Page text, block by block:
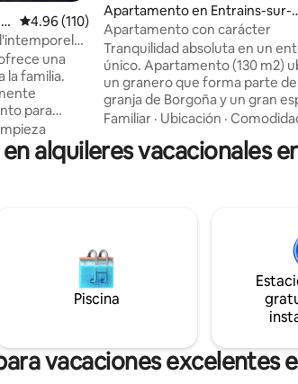
Calificación promedio: 4.96 de 5, 110 reseñas
4.96 (110)
una
la familia.
para
spa, jardín
A 100
de
ciudad
las
Apartamento en Entrains-sur-
ohain
Apartamento con carácter
Tranquilidad absoluta en un
único. Apartamento (130 m2) ubicado en
un granero que forma parte
granja de Borgoña y un gran
(6,5 hectáreas) con madera
fiestas... ¡para relajarse,
Fargeau y Guédelon, Vézelay,
Idiomas: francés, inglés,
Familiar · Ubicación ·
alquileres vacacionales
Piscina
vacaciones excelentes